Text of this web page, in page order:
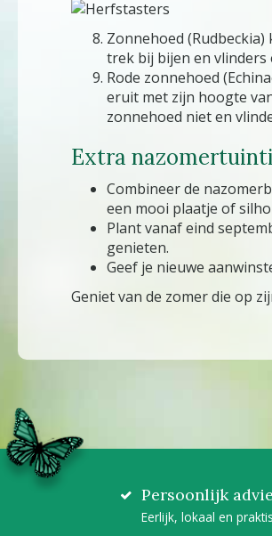
Zonnehoed
trek bij bijen en vlinders
Rode zonnehoed
eruit met zijn hoogte
zonnehoed niet en
Extra
Combineer de
een mooi plaatje of
Plant vanaf eind
genieten.
Geef je nieuwe
Geniet van de zomer die op
Persoonlijk
Eerlijk, lokaal en